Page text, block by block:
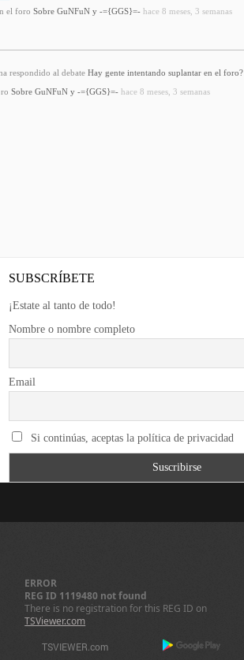
el foro Sobre GuNFuN y -={GGS}=- hace 8 meses, 3 semanas
respondido al debate Hay gente intentando suplantar en el foro?
Sobre GuNFuN y -={GGS}=- hace 8 meses, 3 semanas
SUBSCRÍBETE
¡Estate al tanto de todo!
Nombre o nombre completo
Email
Si continúas, aceptas la política de privacidad
ERROR
REG ID 1119480 not found
There is no registration for this REG ID on
TSViewer.com